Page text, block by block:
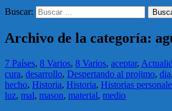
Buscar:
Archivo de la categoría:
7 Países, 8 Varios, 8 Varios, aceptar,
cura, desarrollo, Despertando al projimo, dia,
hecho, Historia, Historia, Historias
luz, mal, mason, material, medio